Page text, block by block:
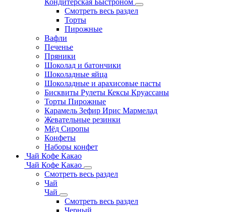
Кондитерская Быстроном
Смотреть весь раздел
Торты
Пирожные
Вафли
Печенье
Пряники
Шоколад и батончики
Шоколадные яйца
Шоколадные и арахисовые пасты
Бисквиты Рулеты Кексы Круассаны
Торты Пирожные
Карамель Зефир Ирис Мармелад
Жевательные резинки
Мёд Сиропы
Конфеты
Наборы конфет
Чай Кофе Какао
Чай Кофе Какао
Смотреть весь раздел
Чай
Чай
Смотреть весь раздел
Черный